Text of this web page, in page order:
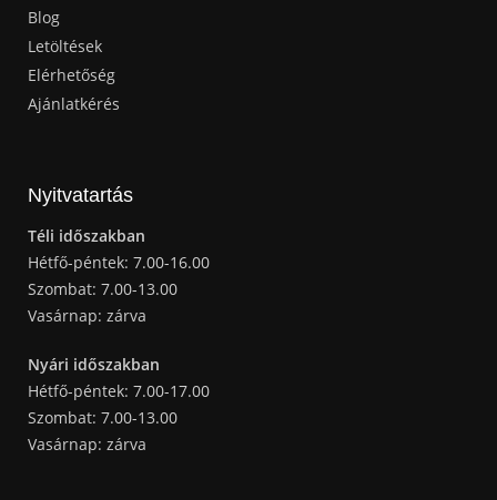
Blog
Letöltések
Elérhetőség
Ajánlatkérés
Nyitvatartás
Téli időszakban
Hétfő-péntek: 7.00-16.00
Szombat: 7.00-13.00
Vasárnap: zárva
Nyári időszakban
Hétfő-péntek: 7.00-17.00
Szombat: 7.00-13.00
Vasárnap: zárva